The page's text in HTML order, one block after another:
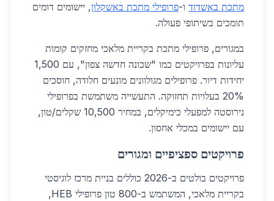
מתכת באשדוד ו-פרופילי מתכת באשקלון, יישומים דומים
תומכים בשיתופי פעולה.
במגורים, פרופילי מתכת בקריית מלאכי מחזקים קומות
עליונות בפרויקטים כמו "שכונה חדשה צפון", עם 1,500
יחידות דיור. פרופילים מגולוונים מונעים חלודה, חוסכים
20% בעלויות תחזוקה. התעשייה משתמשת בפרופילי
נירוסטה למפעלי כימיקלים, במחיר 10,500 שקלים/טון,
עם יישומים במכלי אחסון.
פרויקטים ספציפיים ומגורים
פרויקטים בולטים ב-2026 כוללים בניית מרכז לוגיסטי
בקריית מלאכי, המשתמש ב-800 טון פרופילי HEB,